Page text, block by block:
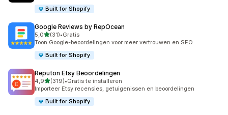
Built for Shopify
Google Reviews by RepOcean
5,0van 5 sterren
(31)
31 recensies in totaal
•Gratis
Toon Google-beoordelingen voor meer vertrouwen en SEO
Built for Shopify
Reputon Etsy Beoordelingen
4,9van 5 sterren
(319)
319 recensies in totaal
•Gratis te installeren
Importeer Etsy recensies, getuigenissen en beoordelingen
Built for Shopify